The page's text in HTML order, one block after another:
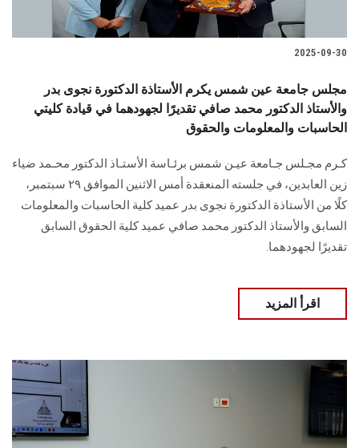
2025-09-30
مجلس جامعة عين شمس يكرم الأستاذة الدكتورة نجوى بدر
والأستاذ الدكتور محمد صافي تقديرًا لجهودهما في قيادة كليتي
الحاسبات والمعلومات والحقوق
كـرم مجـلس جـامعة عيـن شمس برئـاسة الأستـاذ الدكتور محـمد ضياء
زين العابدين، في جلسته المنعقدة أمس الاثنين الموافق ٢٩ سبتمبر،
كلًا من الأستاذة الدكتورة نجوى بدر عميد كلية الحاسبات والمعلومات
السابق والأستاذ الدكتور محمد صافي عميد كلية الحقوق السابق
تقديرًا لجهودهما.
اقرأ المزيد